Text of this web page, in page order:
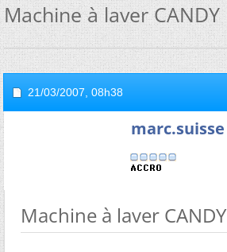
Machine à laver CANDY
21/03/2007, 08h38
marc.suisse
Machine à laver CANDY